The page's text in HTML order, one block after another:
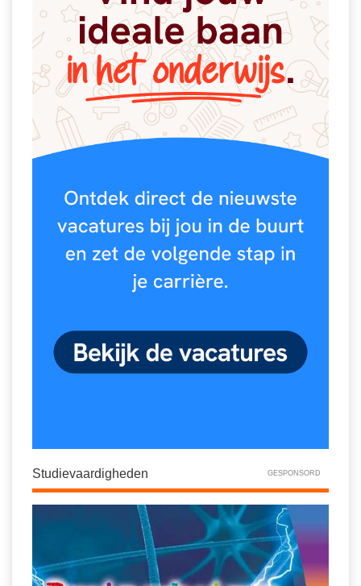
Studievaardigheden GESPONSORD